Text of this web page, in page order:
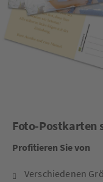
Foto-Postkarten
Profitieren Sie von
Verschiedenen